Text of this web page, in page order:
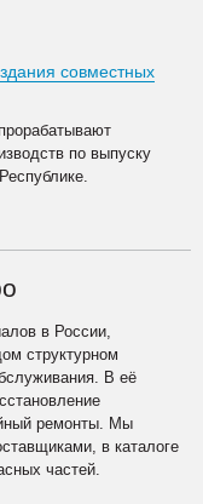
совместных
по выпуску
в России,
структурном
В её
ремонты. Мы
в каталоге
частей.